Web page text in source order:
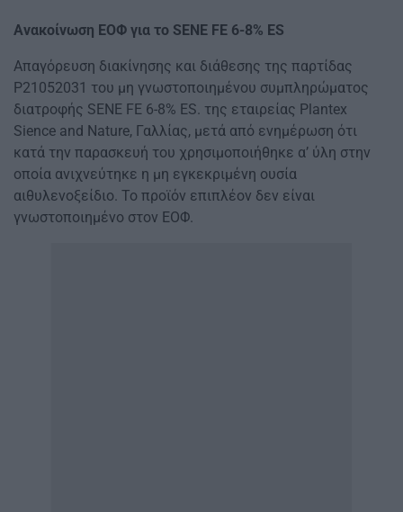
Ανακοίνωση ΕΟΦ για το SENE FE 6-8% ES
Απαγόρευση διακίνησης και διάθεσης της παρτίδας
P21052031 του μη γνωστοποιημένου συμπληρώματος
διατροφής SENE FE 6-8% ES. της εταιρείας Plantex
Sience and Nature, Γαλλίας, μετά από ενημέρωση ότι
κατά την παρασκευή του χρησιμοποιήθηκε α’ ύλη στην
οποία ανιχνεύτηκε η μη εγκεκριμένη ουσία
αιθυλενοξείδιο. Το προϊόν επιπλέον δεν είναι
γνωστοποιημένο στον ΕΟΦ.